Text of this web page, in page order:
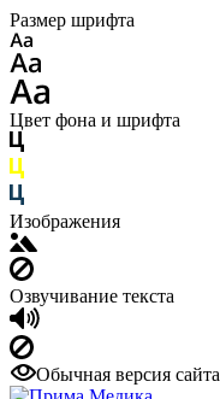
Размер шрифта
Цвет фона и шрифта
Изображения
Озвучивание текста
Обычная версия сайта